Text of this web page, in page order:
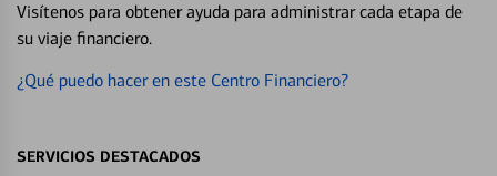
Visítenos para obtener ayuda para administrar cada etapa de
su viaje financiero.
¿Qué puedo hacer en este Centro Financiero?
SERVICIOS DESTACADOS